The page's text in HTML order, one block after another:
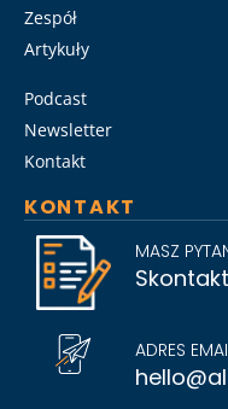
Сіті
розробили
Слот
Сіті
вхід
ринок
для
топ-
менеджменту
та
активно
підтримують
провели
дослідження
топ-
менеджменту,
виявивши
тренди
найму
2026
рік.
Zespół
Artykuły
Podcast
Newsletter
Kontakt
KONTAKT
MASZ
ADRES